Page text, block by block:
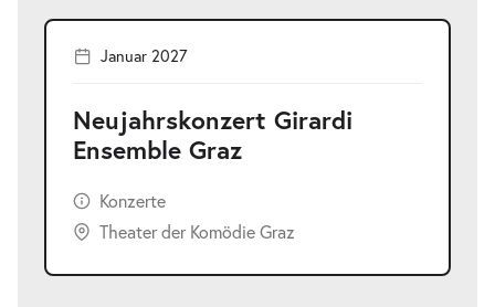
Januar 2027
Neujahrskonzert Girardi
Ensemble Graz
Konzerte
Theater der Komödie Graz